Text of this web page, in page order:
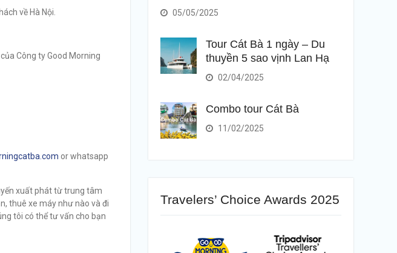
về Hà Nội.
Công ty Good Morning
or whatsapp
xuất phát từ trung tâm
thuê xe máy như nào và đi
tôi có thể tư vấn cho bạn
05/05/2025
Tour Cát Bà 1 ngày – Du
thuyền 5 sao vịnh Lan Hạ
02/04/2025
Combo tour Cát Bà
11/02/2025
Travelers’ Choice Awards 2025